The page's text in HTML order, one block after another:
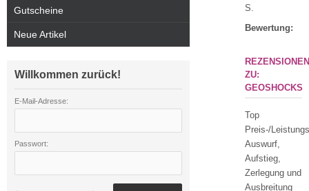
S.
Bewertung:
ZU:
GEOSHOCKS
Top
Preis-/
Auswurf,
Aufstieg,
Zerlegung und
Ausbreitung
Gutscheine
Neue Artikel
Willkommen zurück!
E-Mail-Adresse:
Passwort: